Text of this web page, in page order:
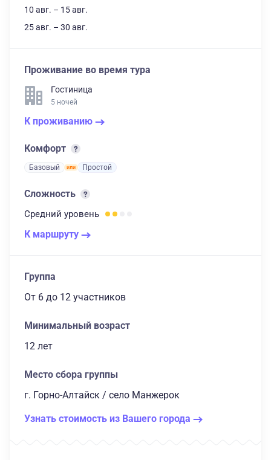
10 авг. – 15 авг.
25 авг. – 30 авг.
Проживание во время тура
Гостиница
5 ночей
К проживанию
Комфорт
Базовый Простой
Сложность
Средний уровень
К маршруту
Группа
От 6 до 12 участников
Минимальный возраст
12 лет
Место сбора группы
г. Горно-Алтайск / село Манжерок
Узнать стоимость из Вашего города